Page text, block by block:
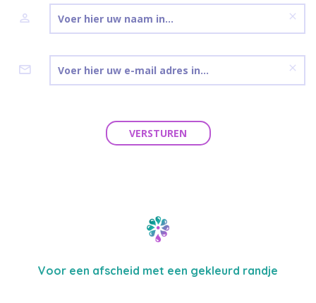
VERSTUREN
Voor een afscheid met een gekleurd randje